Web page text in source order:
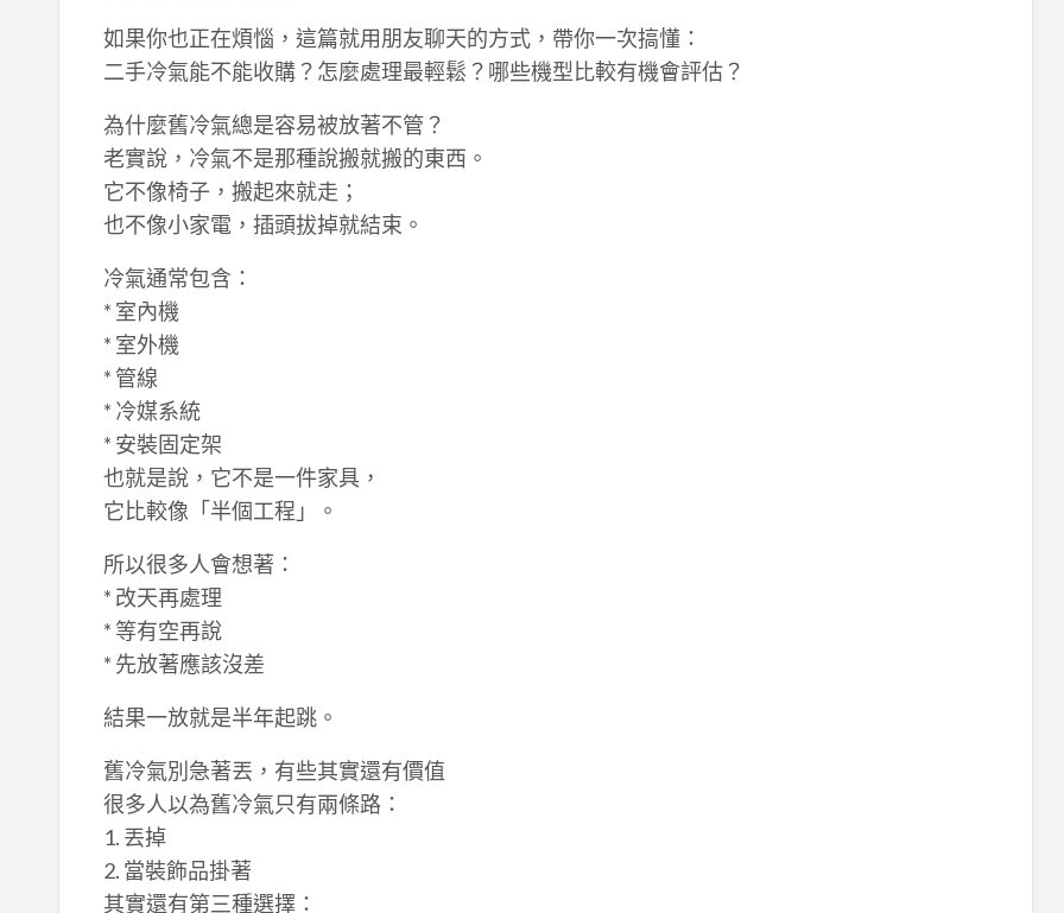
如果你也正在煩惱，這篇就用朋友聊天的方式，帶你一次搞懂：
二手冷氣能不能收購？怎麼處理最輕鬆？哪些機型比較有機會評估？
為什麼舊冷氣總是容易被放著不管？
老實說，冷氣不是那種說搬就搬的東西。
它不像椅子，搬起來就走；
也不像小家電，插頭拔掉就結束。
冷氣通常包含：
* 室內機
* 室外機
* 管線
* 冷媒系統
* 安裝固定架
也就是說，它不是一件家具，
它比較像「半個工程」。
所以很多人會想著：
* 改天再處理
* 等有空再說
* 先放著應該沒差
結果一放就是半年起跳。
舊冷氣別急著丟，有些其實還有價值
很多人以為舊冷氣只有兩條路：
1. 丟掉
2. 當裝飾品掛著
其實還有第三種選擇：